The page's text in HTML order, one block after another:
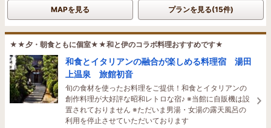
MAPを見る プランを見る(15件)
★★夕・朝食ともに個室★★和と伊のコラボ料理おすすめです★
和食とイタリアンの融合が楽しめる料理宿 湯田
上温泉 旅館初音
旬の食材を使ったお料理をご提供！和食とイタリアンの
創作料理が大好評な昭和レトロな宿♪ ※当館に自販機は設
置されておりません ※ただいま男湯・女湯の露天風呂の
利用を停止させていただいております